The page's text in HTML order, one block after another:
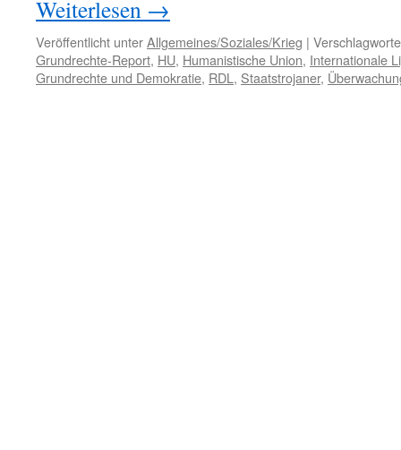
Weiterlesen →
Veröffentlicht unterAllgemeines/Soziales/Krieg |
Grundrechte-Report, HU, Humanistische Union, Internationale
Grundrechte und Demokratie, RDL , Staatstrojaner,